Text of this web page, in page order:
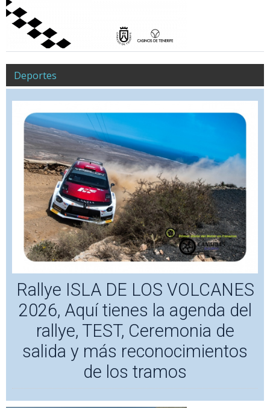
Deportes
Rallye ISLA DE LOS VOLCANES
2026, Aquí tienes la agenda del
rallye, TEST, Ceremonia de
salida y más reconocimientos
de los tramos